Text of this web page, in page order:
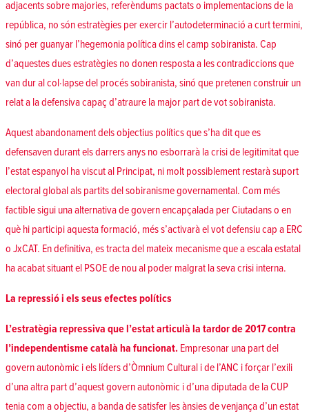
adjacents sobre majories, referèndums pactats o implementacions de la
república, no són estratègies per exercir l’autodeterminació a curt termini,
sinó per guanyar l’hegemonia política dins el camp sobiranista. Cap
d’aquestes dues estratègies no donen resposta a les contradiccions que
van dur al col·lapse del procés sobiranista, sinó que pretenen construir un
relat a la defensiva capaç d’atraure la major part de vot sobiranista.
Aquest abandonament dels objectius polítics que s’ha dit que es
defensaven durant els darrers anys no esborrarà la crisi de legitimitat que
l’estat espanyol ha viscut al Principat, ni molt possiblement restarà suport
electoral global als partits del sobiranisme governamental. Com més
factible sigui una alternativa de govern encapçalada per Ciutadans o en
què hi participi aquesta formació, més s’activarà el vot defensiu cap a ERC
o JxCAT. En definitiva, es tracta del mateix mecanisme que a escala estatal
ha acabat situant el PSOE de nou al poder malgrat la seva crisi interna.
La repressió i els seus efectes polítics
L’estratègia repressiva que l’estat articulà la tardor de 2017 contra
l’independentisme català ha funcionat. Empresonar una part del
govern autonòmic i els líders d’Òmnium Cultural i de l’ANC i forçar l’exili
d’una altra part d’aquest govern autonòmic i d’una diputada de la CUP
tenia com a objectiu, a banda de satisfer les ànsies de venjança d’un estat